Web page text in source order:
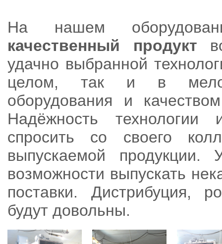
На нашем
качественный продукт
удачно выбранной
целом, так и в
оборудования и
Надёжность
спросить со своего
выпускаемой
возможности выпускать
поставки. Дистрибуция,
будут довольны.